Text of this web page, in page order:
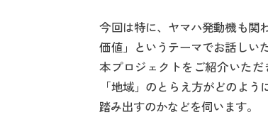
今回は特に、ヤマハ発動機も関
価値」というテーマでお話しい
本プロジェクトをご紹介いた
「地域」のとらえ方がどのよ
踏み出すのかなどを伺います。